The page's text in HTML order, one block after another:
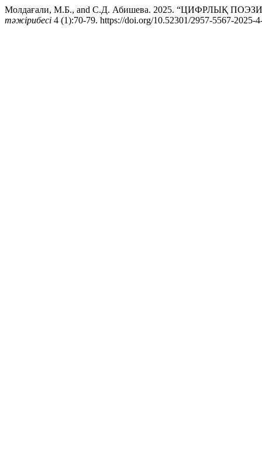
Молдағали, М.Б., and С.Д. Абишева. 2025. “ЦИФРЛЫҚ
тәжірибесі 4 (1):70-79. https://doi.org/10.52301/2957-5567-2025-